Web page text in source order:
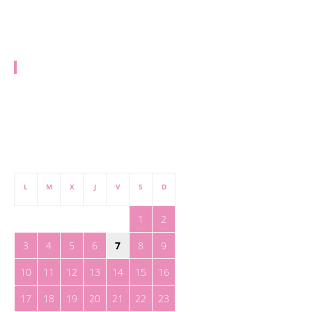
L M X J V S D
1
2
3
4 5 6 7 8
9
10
11 12 13 14 15
16
17
18 19 20 21 22 23